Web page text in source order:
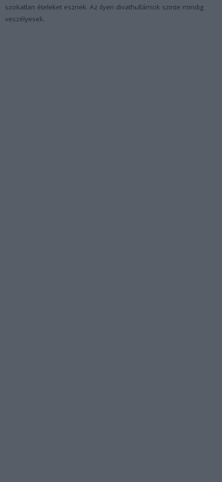
szokatlan ételeket esznek. Az ilyen divathullámok szinte mindig
veszélyesek.